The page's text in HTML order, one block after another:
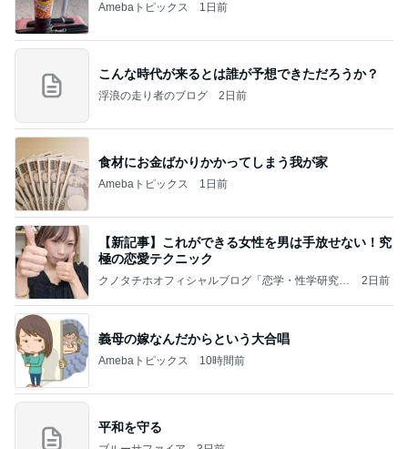
Amebaトピックス 1日前
こんな時代が来るとは誰が予想できただろうか？
浮浪の走り者のブログ 2日前
食材にお金ばかりかかってしまう我が家
Amebaトピックス 1日前
【新記事】これができる女性を男は手放せない！究
極の恋愛テクニック
クノタチホオフィシャルブログ「恋学・性学研究
2日前
義母の嫁なんだからという大合唱
Amebaトピックス 10時間前
平和を守る